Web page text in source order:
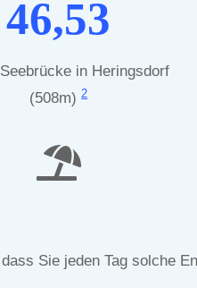
46,53
in Heringsdorf
(508m)2
Sie jeden Tag solche